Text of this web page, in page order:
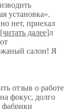
установка».
нет, приехал
[читать далее]л
салон! Я
отзыв о работе
фокус, долго
фабрики